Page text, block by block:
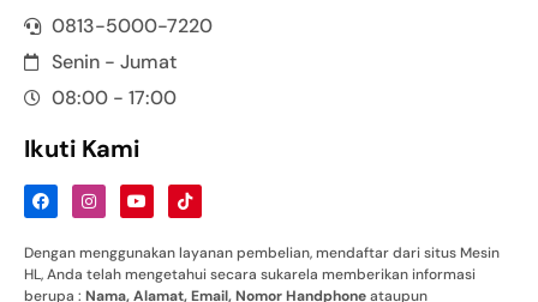
0813-5000-7220
Senin - Jumat
08:00 - 17:00
Ikuti Kami
Dengan menggunakan layanan pembelian, mendaftar dari situs Mesin
HL, Anda telah mengetahui secara sukarela memberikan informasi
berupa : Nama,Alamat,Email,NomorHandphoneataupun